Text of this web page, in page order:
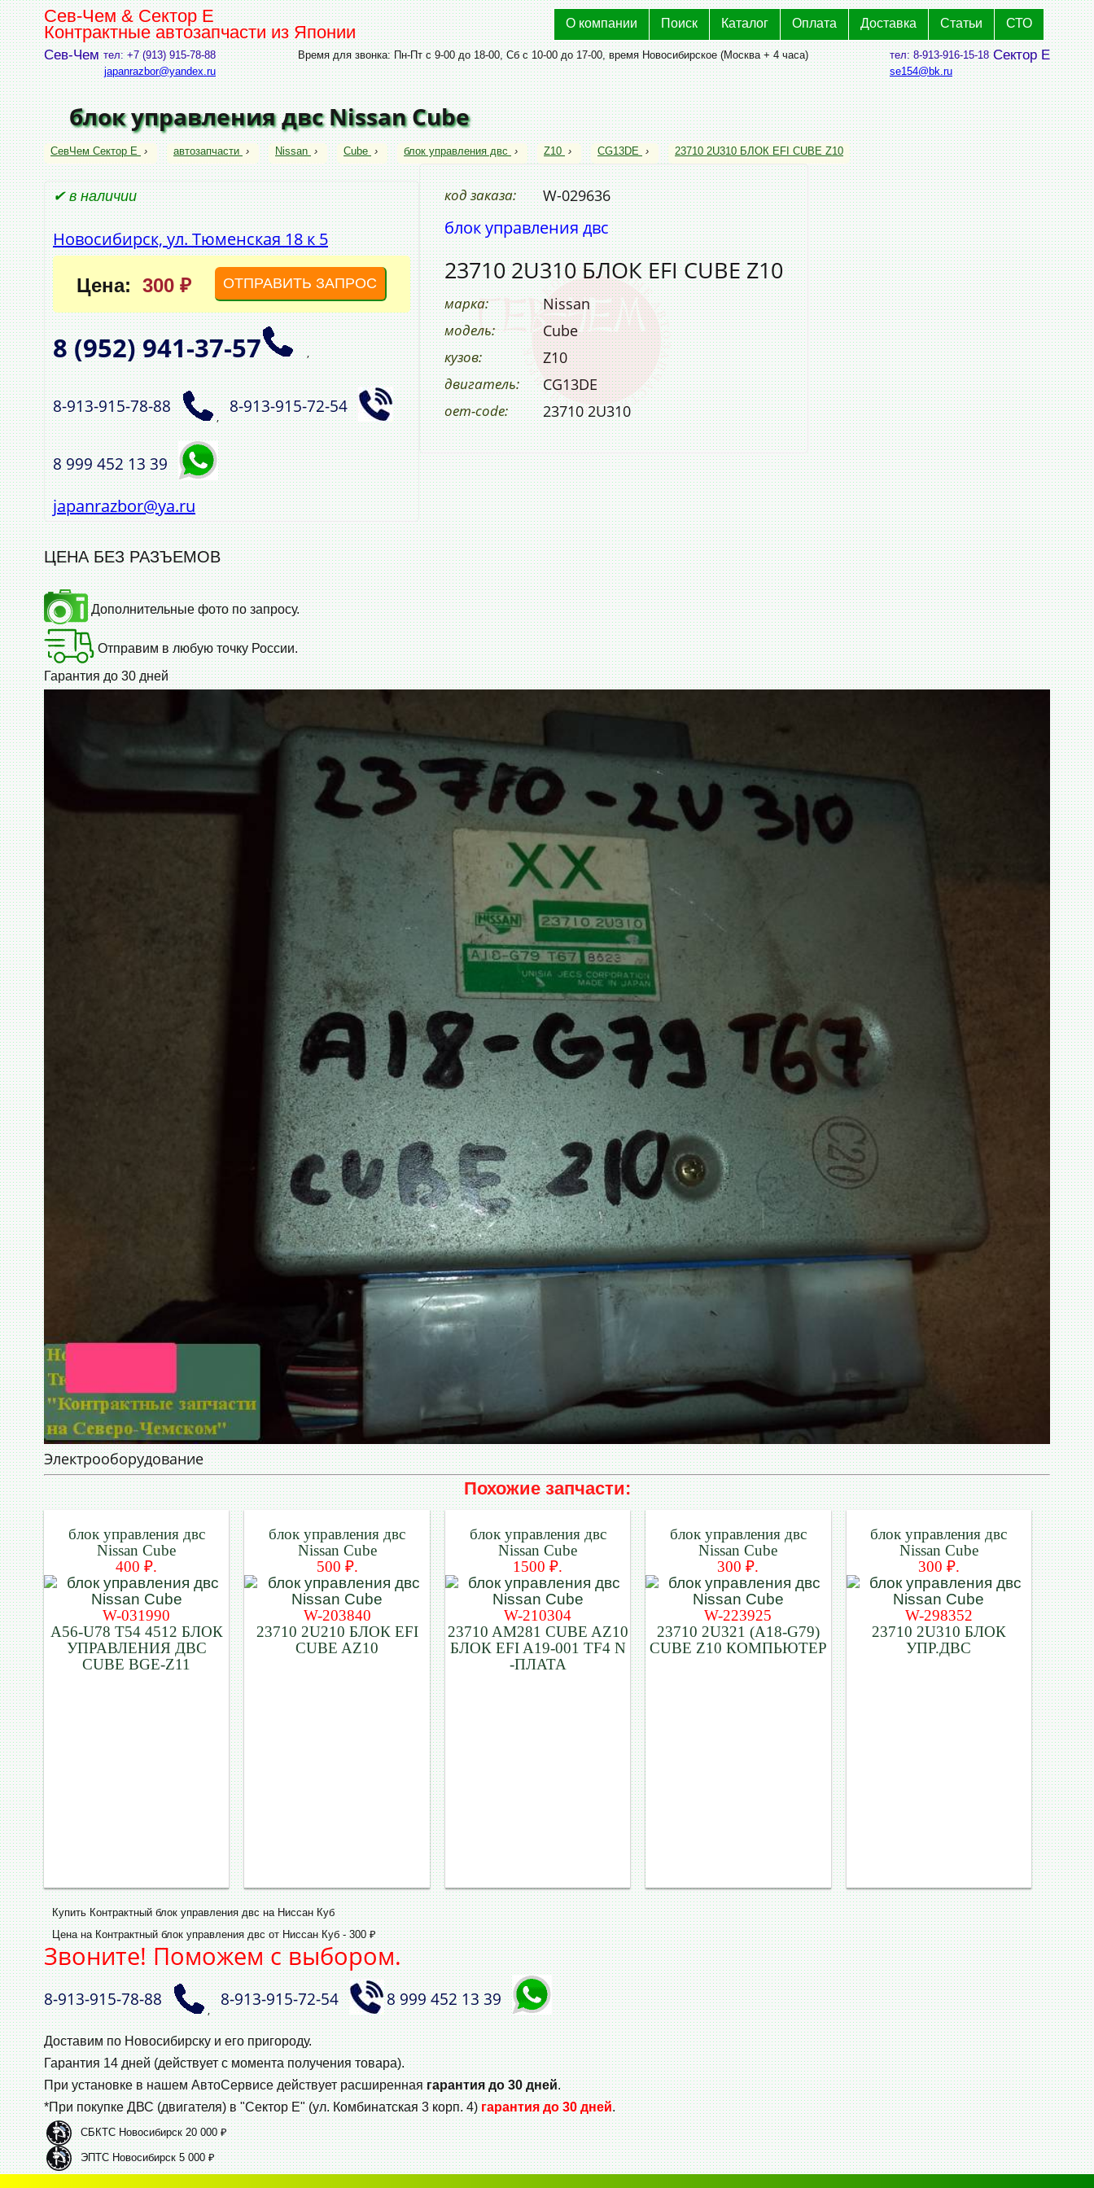
Сев-Чем & Сектор Е
Контрактные автозапчасти из Японии
О компании Поиск Каталог Оплата Доставка Статьи СТО
Сев-Чем тел: +7 (913) 915-78-88
japanrazbor@yandex.ru
Сектор Е
тел: 8-913-916-15-18
se154@bk.ru
Время для звонка: Пн-Пт с 9-00 до 18-00, Сб с 10-00 до 17-00, время Новосибирское (Москва + 4 часа)
блок управления двс Nissan Cube
СевЧем Сектор Е › автозапчасти › Nissan › Cube › блок управления двс › Z10 › CG13DE › 23710 2U310 БЛОК EFI CUBE Z10
✔ в наличии
Новосибирск, ул. Тюменская 18 к 5
Цена: 300 ₽ ОТПРАВИТЬ ЗАПРОС
8 (952)941‑37‑57 ,
8‑913‑915‑78‑88
,
8‑913‑915‑72‑54
8 999 452 13 39
japanrazbor@ya.ru
код заказа: W-029636
блок управления двс
23710 2U310 БЛОК EFI CUBE Z10
марка: Nissan
модель: Cube
кузов: Z10
двигатель: CG13DE
oem-code: 23710 2U310
ЦЕНА БЕЗ РАЗЪЕМОВ
Дополнительные фото по запросу.
Отправим в любую точку России.
Гарантия до 30 дней
Электрооборудование
Похожие запчасти:
блок управления двс
Nissan Cube
400 ₽.
W-031990
A56-U78 T54 4512 БЛОК
УПРАВЛЕНИЯ ДВС
CUBE BGE-Z11
блок управления двс
Nissan Cube
500 ₽.
W-203840
23710 2U210 БЛОК EFI
CUBE AZ10
блок управления двс
Nissan Cube
1500 ₽.
W-210304
23710 AM281 CUBE AZ10
БЛОК EFI A19-001 TF4 N
-ПЛАТА
блок управления двс
Nissan Cube
300 ₽.
W-223925
23710 2U321 (A18-G79)
CUBE Z10 КОМПЬЮТЕР
блок управления двс
Nissan Cube
300 ₽.
W-298352
23710 2U310 БЛОК
УПР.ДВС
Купить Контрактный блок управления двс на Ниссан Куб
Цена на Контрактный блок управления двс от Ниссан Куб - 300 ₽
Звоните! Поможем с выбором.
8‑913‑915‑78‑88
,
8‑913‑915‑72‑54 8 999 452 13 39
Доставим по Новосибирску и его пригороду.
Гарантия 14 дней (действует с момента получения товара).
При установке в нашем АвтоСервисе действует расширеннаягарантия до 30 дней.
*При покупке ДВС (двигателя) в "Сектор Е" (ул. Комбинатская 3 корп. 4)гарантия до 30 дней.
СБКТС Новосибирск 20 000 ₽
ЭПТС Новосибирск 5 000 ₽